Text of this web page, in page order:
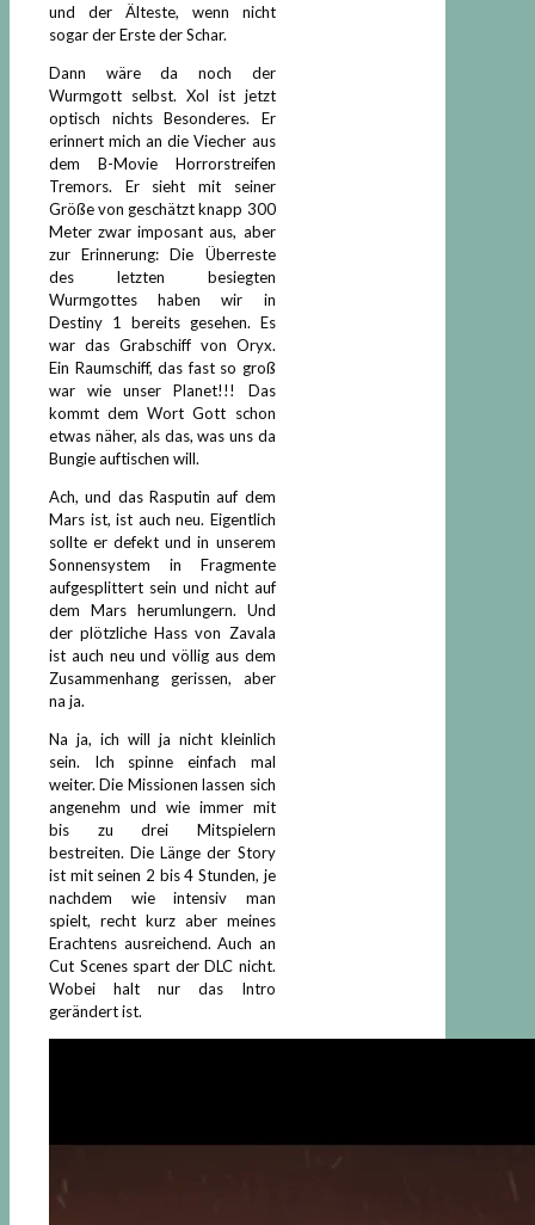
und der Älteste, wenn nicht
sogar der Erste der Schar.
Dann wäre da noch der
Wurmgott selbst. Xol ist jetzt
optisch nichts Besonderes. Er
erinnert mich an die Viecher aus
dem B-Movie Horrorstreifen
Tremors. Er sieht mit seiner
Größe von geschätzt knapp 300
Meter zwar imposant aus, aber
zur Erinnerung: Die Überreste
des letzten besiegten
Wurmgottes haben wir in
Destiny 1 bereits gesehen. Es
war das Grabschiff von Oryx.
Ein Raumschiff, das fast so groß
war wie unser Planet!!! Das
kommt dem Wort Gott schon
etwas näher, als das, was uns da
Bungie auftischen will.
Ach, und das Rasputin auf dem
Mars ist, ist auch neu. Eigentlich
sollte er defekt und in unserem
Sonnensystem in Fragmente
aufgesplittert sein und nicht auf
dem Mars herumlungern. Und
der plötzliche Hass von Zavala
ist auch neu und völlig aus dem
Zusammenhang gerissen, aber
na ja.
Na ja, ich will ja nicht kleinlich
sein. Ich spinne einfach mal
weiter. Die Missionen lassen sich
angenehm und wie immer mit
bis zu drei Mitspielern
bestreiten. Die Länge der Story
ist mit seinen 2 bis 4 Stunden, je
nachdem wie intensiv man
spielt, recht kurz aber meines
Erachtens ausreichend. Auch an
Cut Scenes spart der DLC nicht.
Wobei halt nur das Intro
gerändert ist.